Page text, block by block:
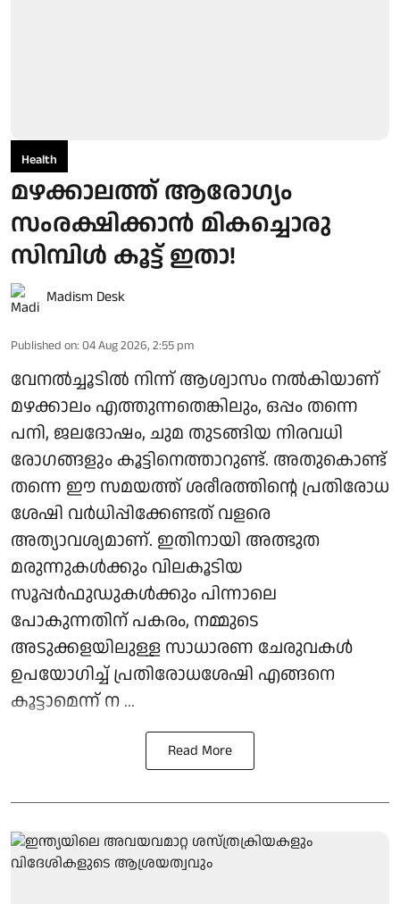
Health
മഴക്കാലത്ത് ആരോഗ്യം
സംരക്ഷിക്കാൻ മികച്ചൊരു
സിമ്പിൾ കൂട്ട് ഇതാ!
Madism Desk
Published on: 04 Aug 2026, 2:55 pm
വേനൽച്ചൂടിൽ നിന്ന് ആശ്വാസം നൽകിയാണ്
മഴക്കാലം എത്തുന്നതെങ്കിലും, ഒപ്പം തന്നെ
പനി, ജലദോഷം, ചുമ തുടങ്ങിയ നിരവധി
രോഗങ്ങളും കൂട്ടിനെത്താറുണ്ട്. അതുകൊണ്ട്
തന്നെ ഈ സമയത്ത് ശരീരത്തിന്റെ പ്രതിരോധ
ശേഷി വർധിപ്പിക്കേണ്ടത് വളരെ
അത്യാവശ്യമാണ്. ഇതിനായി അത്ഭുത
മരുന്നുകൾക്കും വിലകൂടിയ
സൂപ്പർഫുഡുകൾക്കും പിന്നാലെ
പോകുന്നതിന് പകരം, നമ്മുടെ
അടുക്കളയിലുള്ള സാധാരണ ചേരുവകൾ
ഉപയോഗിച്ച് പ്രതിരോധശേഷി എങ്ങനെ
കൂട്ടാമെന്ന് ന ...
Read More